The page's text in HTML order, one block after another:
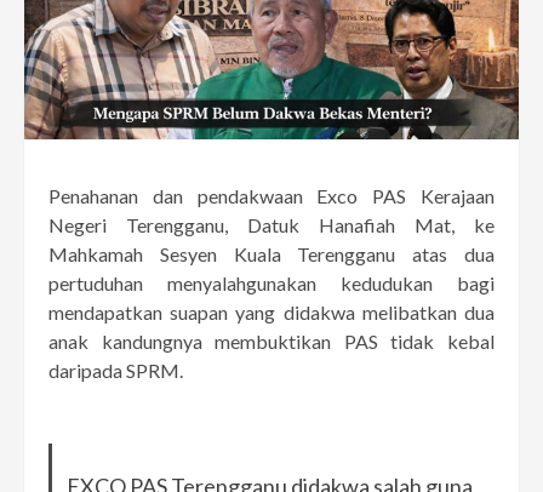
Penahanan dan pendakwaan Exco PAS Kerajaan
Negeri Terengganu, Datuk Hanafiah Mat, ke
Mahkamah Sesyen Kuala Terengganu atas dua
pertuduhan menyalahgunakan kedudukan bagi
mendapatkan suapan yang didakwa melibatkan dua
anak kandungnya membuktikan PAS tidak kebal
daripada SPRM.
EXCO PAS Terengganu didakwa salah guna